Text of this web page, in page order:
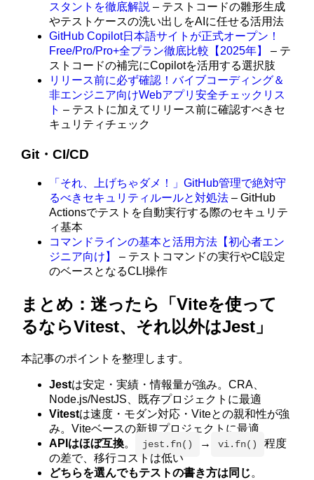
スタントを徹底解説 – テストコードの雛形生成
やテストケースの洗い出しをAIに任せる活用法
GitHub Copilot日本語サイトが正式オープン！
Free/Pro/Pro+全プラン徹底比較【2025年】
– テ
ストコードの補完にCopilotを活用する選択肢
リリース前に必ず確認！バイブコーディング＆
非エンジニア向けWebアプリ安全チェックリス
ト – テストに加えてリリース前に確認すべきセ
キュリティチェック
Git・CI/CD
「それ、上げちゃダメ！」GitHub管理で絶対守
るべきセキュリティルールと対処法 – GitHub
Actionsでテストを自動実行する際のセキュリテ
ィ基本
コマンドラインの基本と活用方法【初心者エン
ジニア向け】
– テストコマンドの実行やCI設定
のベースとなるCLI操作
まとめ：迷ったら「Viteを使って
るならVitest、それ以外はJest」
本記事のポイントを整理します。
Jestは安定・実績・情報量が強み。CRA、
Node.js/NestJS、既存プロジェクトに最適
Vitestは速度・モダン対応・Viteとの親和性が強
み。Viteベースの新規プロジェクトに最適
APIはほぼ互換。 jest.fn() → vi.fn()
程度
の差で、移行コストは低い
どちらを選んでもテストの書き方は同じ。